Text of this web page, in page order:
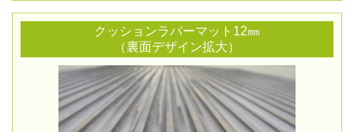
クッションラバーマット12㎜
（裏面デザイン拡大）